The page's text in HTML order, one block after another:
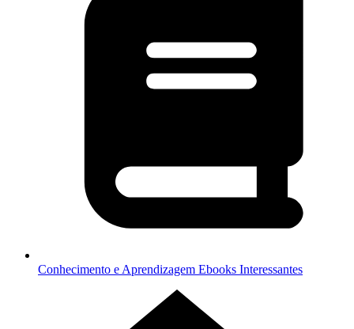
Conhecimento e Aprendizagem Ebooks Interessantes